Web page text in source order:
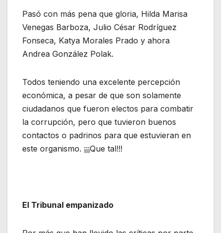
Pasó con más pena que gloria, Hilda Marisa
Venegas Barboza, Julio César Rodríguez
Fonseca, Katya Morales Prado y ahora
Andrea González Polak.
Todos teniendo una excelente percepción
económica, a pesar de que son solamente
ciudadanos que fueron electos para combatir
la corrupción, pero que tuvieron buenos
contactos o padrinos para que estuvieran en
este organismo. ¡¡¡Que tal!!!
El Tribunal empanizado